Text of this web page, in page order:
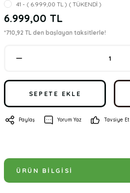
41 - ( 6.999,00 TL ) ( TÜKENDİ )
6.999,00 TL
*710,92 TL den başlayan taksitlerle!
SEPETE EKLE
Paylaş Yorum Yaz Tavsiye Et
ÜRÜN BILGISI